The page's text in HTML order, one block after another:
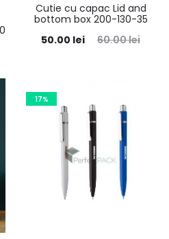
Cutie cu capac Lid and
bottom box 200-130-35
60.00lei
50.00 lei
17%